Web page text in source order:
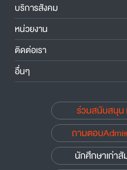
บริการสังคม
หน่วยงาน
ติดต่อเรา
อื่นๆ
ร่วมสนับสนุน
ถามตอบ
นักศึกษาเก่า